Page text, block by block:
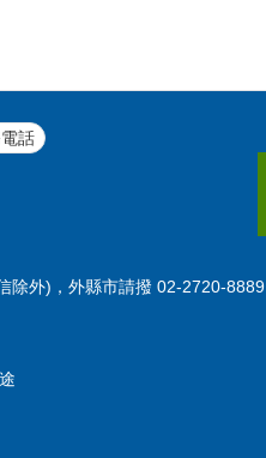
話
除外)，外縣市請撥 02-2720-8889